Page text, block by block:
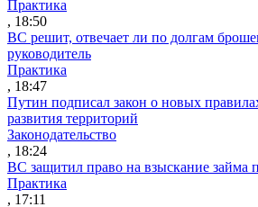
Практика
, 18:50
ВС решит, отвечает ли по долгам
руководитель
Практика
, 18:47
Путин подписал закон о новых
развития территорий
Законодательство
, 18:24
ВС защитил право на взыскание займа
Практика
, 17:11